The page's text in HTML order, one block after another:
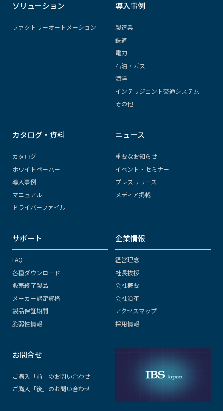
ソリューション
ファクトリーオートメーション
導入事例
製造業
鉄道
電力
石油・ガス
海洋
インテリジェント交通システム
その他
カタログ・資料
カタログ
ホワイトペーパー
導入事例
マニュアル
ドライバーファイル
ニュース
重要なお知らせ
イベント・セミナー
プレスリリース
メディア掲載
サポート
FAQ
各種ダウンロード
販売終了製品
メーカー認定資格
製品保証期間
脆弱性情報
企業情報
経営理念
社長挨拶
会社概要
会社沿革
アクセスマップ
採用情報
お問合せ
ご購入「前」のお問い合わせ
ご購入「後」のお問い合わせ